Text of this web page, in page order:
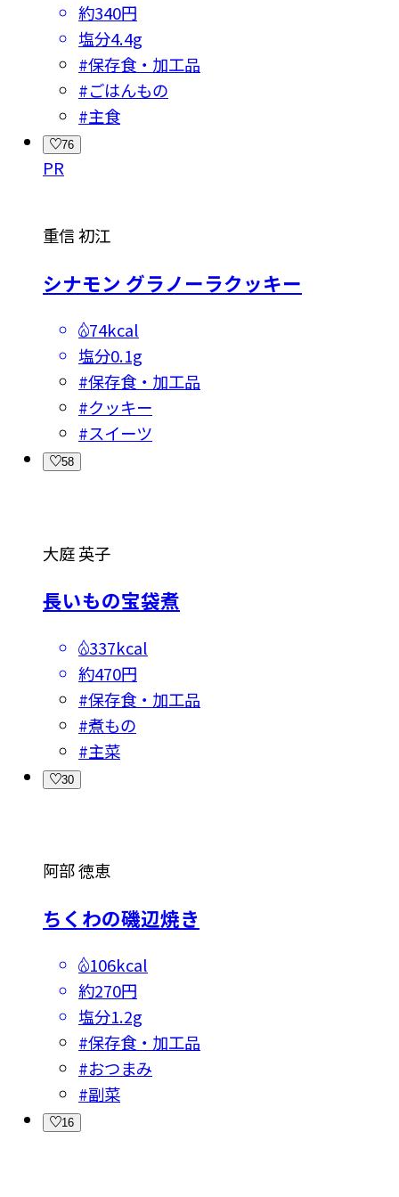
約340円
塩分4.4g
#保存食・加工品
#ごはんもの
#主食
76
PR
重信 初江
シナモン グラノーラクッキー
74kcal
塩分0.1g
#保存食・加工品
#クッキー
#スイーツ
58
大庭 英子
長いもの宝袋煮
337kcal
約470円
#保存食・加工品
#煮もの
#主菜
30
阿部 徳恵
ちくわの磯辺焼き
106kcal
約270円
塩分1.2g
#保存食・加工品
#おつまみ
#副菜
16